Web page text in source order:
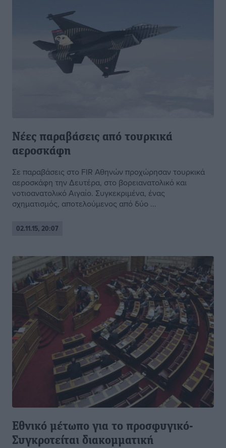
Νέες παραβάσεις από τουρκικά
αεροσκάφη
Σε παραβάσεις στο FIR Αθηνών προχώρησαν τουρκικά
αεροσκάφη την Δευτέρα, στο βορειανατολικό και
νοτιοανατολικό Αιγαίο. Συγκεκριμένα, ένας
σχηματισμός, αποτελούμενος από δύο ...
02.11.15, 20:07
Εθνικό μέτωπο για το προσφυγικό-
Συγκροτείται διακομματική